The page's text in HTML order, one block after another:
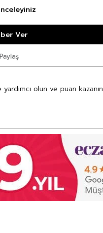
Ver
Paylaş
olun ve puan kazanın